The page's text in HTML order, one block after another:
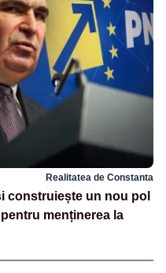
Realitatea de Constanta
construiește un nou pol
menținerea la